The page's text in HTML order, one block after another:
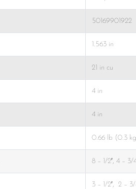
50169901922
1.563 in
21 in cu
4 in
4 in
0.66 lb (0.3
8 – 1/2′, 4 – 3/
3 – 1/2′, 2 – 3/